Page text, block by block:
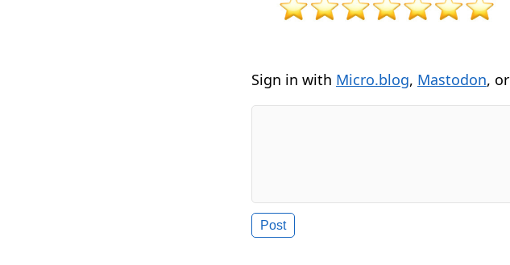
Sign in with Micro.blog, Mastodon, or